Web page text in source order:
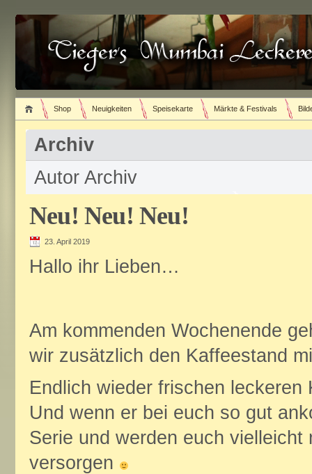
Shop Neuigkeiten Speisekarte Märkte & Festivals
Archiv
Autor Archiv
Neu! Neu! Neu!
23. April 2019
Hallo ihr Lieben…
Am kommenden Wochenende
wir zusätzlich den Kaffeestand
Endlich wieder frischen
Und wenn er bei euch so gut
Serie und werden euch
versorgen